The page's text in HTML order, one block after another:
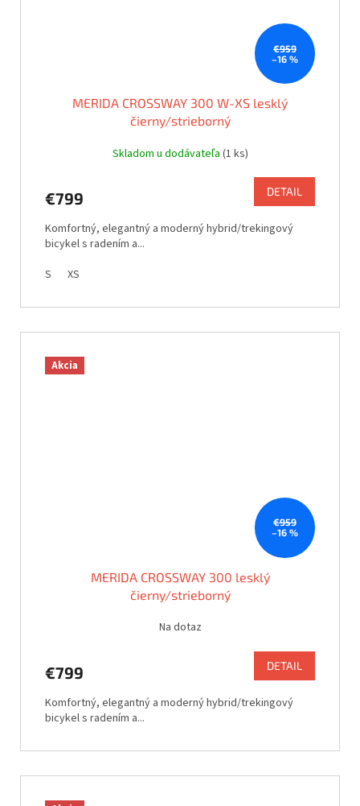
€959
–16 %
MERIDA CROSSWAY 300 W-XS lesklý
čierny/strieborný
Skladom u dodávateľa (1 ks)
€799 DETAIL
Komfortný, elegantný a moderný hybrid/trekingový
bicykel s radením a...
S
XS
Akcia
€959
–16 %
MERIDA CROSSWAY 300 lesklý
čierny/strieborný
Na dotaz
€799 DETAIL
Komfortný, elegantný a moderný hybrid/trekingový
bicykel s radením a...